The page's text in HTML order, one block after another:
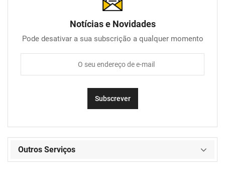
Notícias e Novidades
Pode desativar a sua subscrição a qualquer momento
Outros Serviços